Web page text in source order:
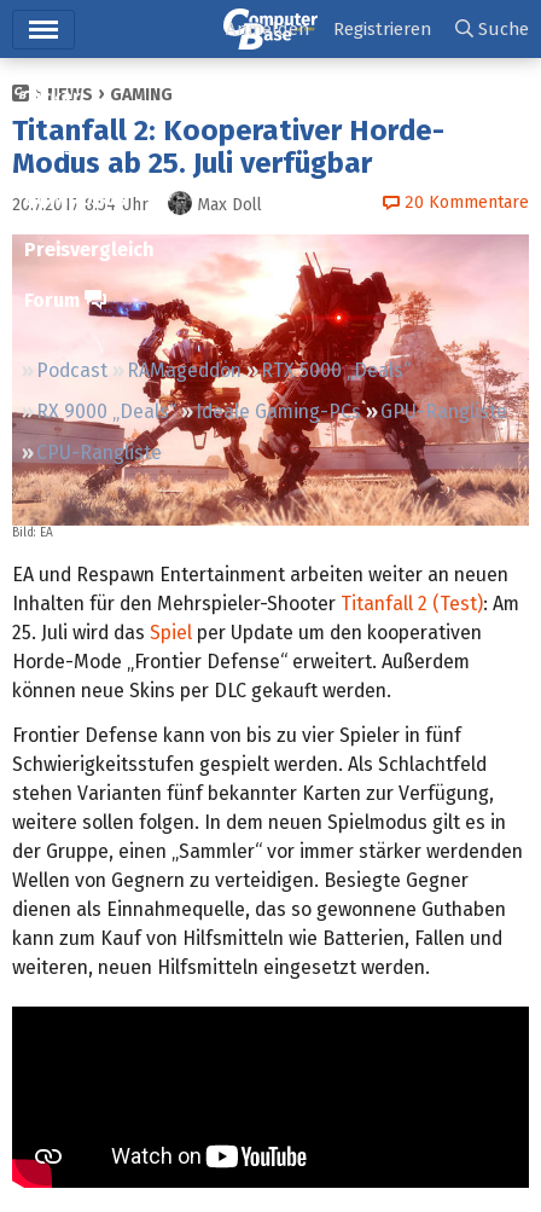
Ticker
Tests
Downloads
Preisvergleich
Forum
Podcast RAMageddon
RTX 5000 „Deals“
RX 9000 „Deals“
Ideale Gaming-PCs
GPU-Rangliste
CPU-Rangliste
Anmelden Registrieren Suche
NEWS GAMING
Titanfall 2: Kooperativer Horde-
Modus ab 25. Juli verfügbar
20.7.2017 8:54 Uhr Max Doll 20 Kommentare
Bild: EA
EA und Respawn Entertainment arbeiten weiter an neuen
Inhalten für den Mehrspieler-Shooter Titanfall 2 (Test): Am
25. Juli wird das Spiel per Update um den kooperativen
Horde-Mode „Frontier Defense“ erweitert. Außerdem
können neue Skins per DLC gekauft werden.
Frontier Defense kann von bis zu vier Spieler in fünf
Schwierigkeitsstufen gespielt werden. Als Schlachtfeld
stehen Varianten fünf bekannter Karten zur Verfügung,
weitere sollen folgen. In dem neuen Spielmodus gilt es in
der Gruppe, einen „Sammler“ vor immer stärker werdenden
Wellen von Gegnern zu verteidigen. Besiegte Gegner
dienen als Einnahmequelle, das so gewonnene Guthaben
kann zum Kauf von Hilfsmitteln wie Batterien, Fallen und
weiteren, neuen Hilfsmitteln eingesetzt werden.